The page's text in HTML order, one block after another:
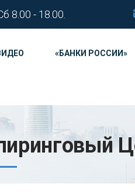
8.00 - 18.00.
«БАНКИ РОССИИ»